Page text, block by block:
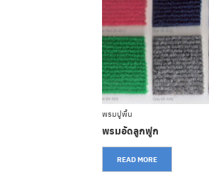
พรมปูพื้น
พรมอัดลูกฟูก
READ MORE